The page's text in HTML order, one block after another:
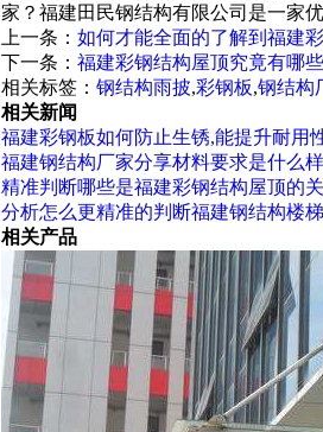
家？福建田民钢结构有限公司是一家
上一条： 如何才能全面的了解到福建
下一条： 福建彩钢结构屋顶究竟有哪
相关标签： 钢结构雨披,彩钢板,钢结构
相关新闻
福建彩钢板如何防止生锈,能提升耐用
福建钢结构厂家分享材料要求是什么
精准判断哪些是福建彩钢结构屋顶的
分析怎么更精准的判断福建钢结构楼
相关产品